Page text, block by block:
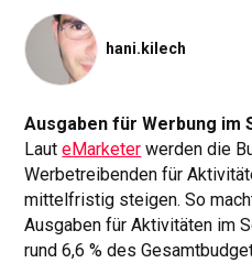
hani.kilech
Ausgaben für Werbung im
LauteMarketer werden die
Werbetreibenden für
mittelfristig steigen. So
Ausgaben für Aktivitäten im
rund 6,6 % des